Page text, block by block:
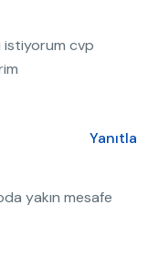
istiyorum cvp
yakın mesafe
Yanıtla